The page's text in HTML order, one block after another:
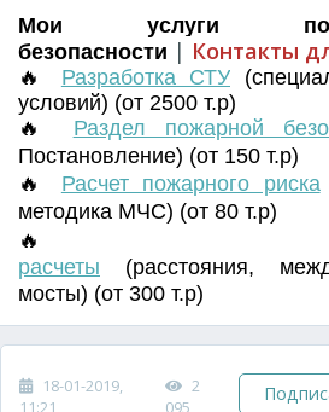
Мои услуги по
безопасности | Контакты
🔥 Разработка СТУ (
условий) (от 2500 т.р)
🔥 Раздел пожарной
Постановление) (от 150 т.р)
🔥 Расчет пожарного риска
методика МЧС) (от 80 т.р)
🔥
расчеты (расстояния,
мосты) (от 300 т.р)
18-01-2019,
11:21
2
095